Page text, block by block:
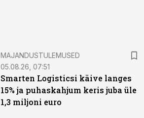
MAJANDUSTULEMUSED
05.08.26, 07:51
Smarten Logisticsi käive langes
15% ja puhaskahjum keris juba üle
1,3 miljoni euro